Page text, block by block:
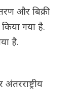
और बिक्री
गया है.
है.